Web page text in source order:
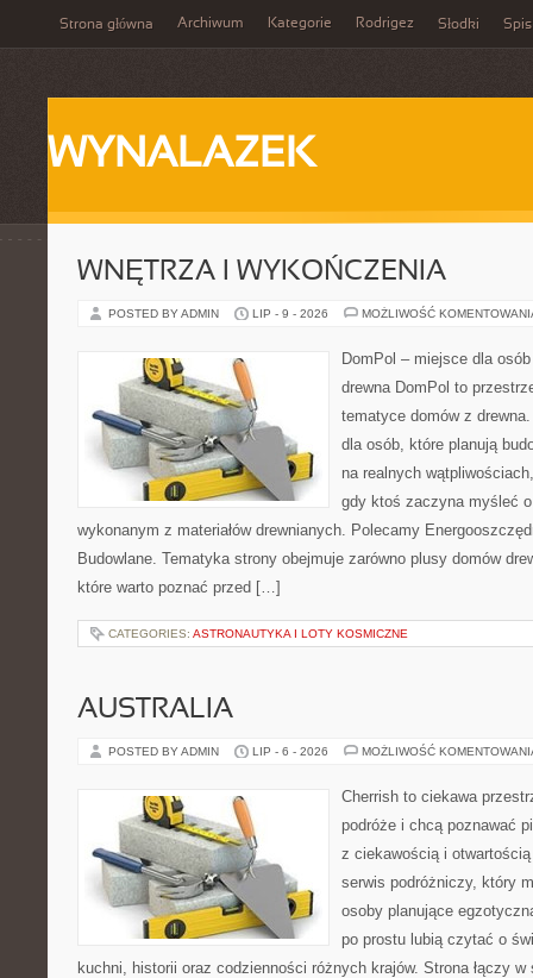
Strona główna Archiwum Kategorie Rodrigez Słodki Spis
WYNALAZEK
WNĘTRZA I WYKOŃCZENIA
POSTED BY ADMIN LIP - 9 - 2026 MOŻLIWOŚĆ
DomPol – miejsce dla
drewna DomPol to
tematyce domów z
dla osób, które planują
na realnych
gdy ktoś zaczyna myśleć o
wykonanym z materiałów drewnianych. Polecamy
Budowlane. Tematyka strony obejmuje zarówno plusy domów
które warto poznać przed […]
CATEGORIES: ASTRONAUTYKA I LOTY KOSMICZNE
AUSTRALIA
POSTED BY ADMIN LIP - 6 - 2026 MOŻLIWOŚĆ
Cherrish to ciekawa
podróże i chcą poznawać
z ciekawością i
serwis podróżniczy, który
osoby planujące
po prostu lubią czytać o
kuchni, historii oraz codzienności różnych krajów. Strona łączy